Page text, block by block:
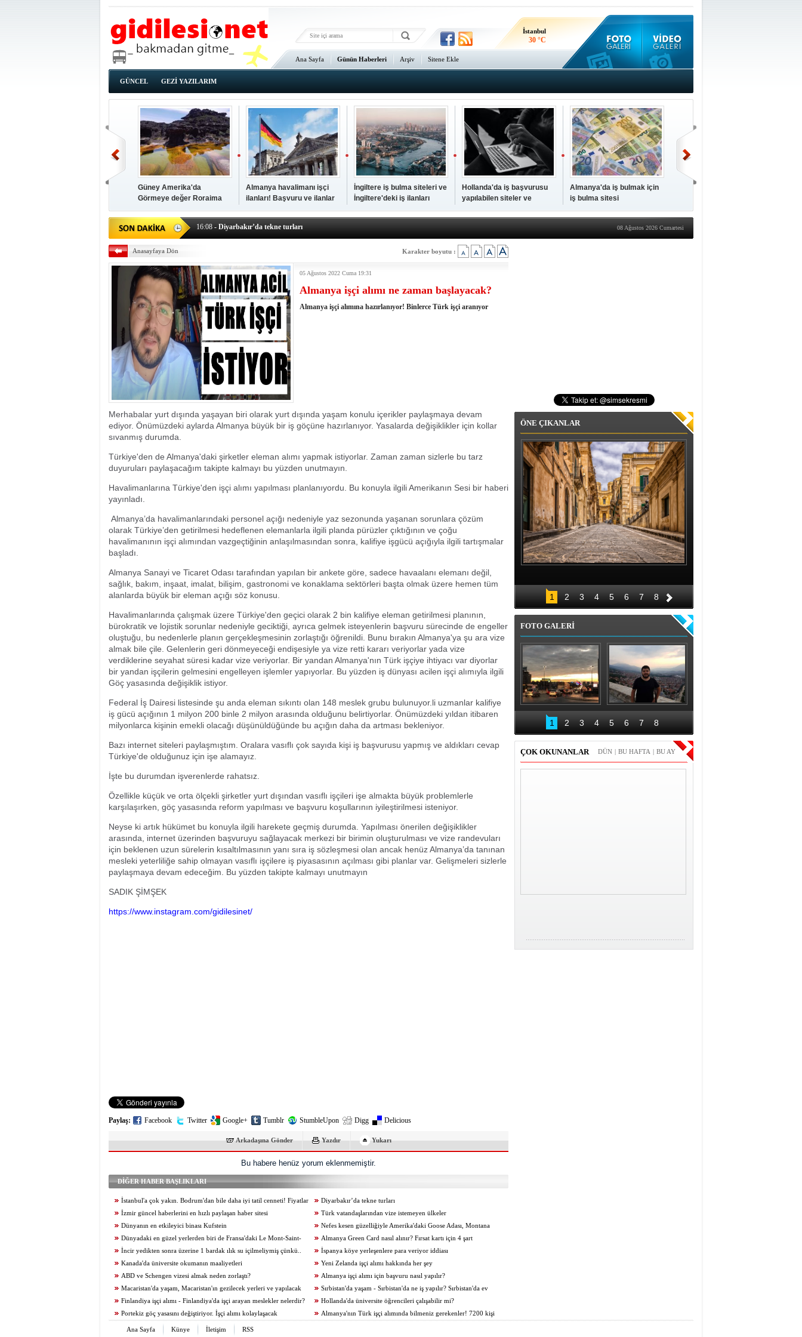
İstanbul
30 °C
Ankara
Ana Sayfa Günün Haberleri Arşiv Sitene Ekle
GÜNCEL GEZİ YAZILARIM
Güney Amerika'da
Görmeye değer Roraima
Dağı...
Almanya havalimanı işçi
ilanları! Başvuru ve ilanlar
için adres
İngiltere iş bulma siteleri ve
İngiltere'deki iş ilanları
Hollanda'da iş başvurusu
yapılabilen siteler ve
Hollanda iş ilanları
Almanya'da iş bulmak için
iş bulma sitesi
16:08 - Diyarbakır’da tekne turları
17:02- İzmir güncel haberlerini en hızlı paylaşan haber sitesi
- Sicilya adası nesi meşhur? Sicilya ile ilgili bilmeniz gerekenler...
23:46- Türk vatandaşlarından vize istemeyen ülkeler
03:34- İstanbul'da pazar günü gidilecek yerler
02:38 - Vizesiz gidilebilen Türkiye'ye en yakın ülkeler
15:13- Vila Franca do Campo muhteşem bir ada.. Portekiz'in incisi
22:08
- Snowdonia Ulusal Parkı, Galler ve İngiltere'nin en yüksek noktası!
00:01 - Dünyanın en etkileyici binası Kufstein
22:58- Bu bölgenin doğası o kadar güzel ki depresyonu önlüyor. Gujan Mestras, Fransa
21:45 - Tarihiyle büyülemeden önce güzelliğiyle cezbeden Yunanistan'daki Loggas Plajı
16:55 - Nefes kesen güzelliğiyle Amerika'daki Goose Adası, Montana
15:12 - Rüya gibi.. Kuzey Işıklarının en iyi izlenebildiği yer. Lofoten Adaları, Norveç
22:44
08 Ağustos 2026 Cumartesi
Anasayfaya Dön Karakter boyutu :
05 Ağustos 2022 Cuma 19:31
Almanya işçi alımı ne zaman başlayacak?
Almanya işçi alımına hazırlanıyor! Binlerce Türk işçi aranıyor
Merhabalar yurt dışında yaşayan biri olarak yurt dışında yaşam konulu içerikler paylaşmaya devam
ediyor. Önümüzdeki aylarda Almanya büyük bir iş göçüne hazırlanıyor. Yasalarda değişiklikler için kollar
sıvanmış durumda.
Türkiye'den de Almanya'daki şirketler eleman alımı yapmak istiyorlar. Zaman zaman sizlerle bu tarz
duyuruları paylaşacağım takipte kalmayı bu yüzden unutmayın.
Havalimanlarına Türkiye'den işçi alımı yapılması planlanıyordu. Bu konuyla ilgili Amerikanın Sesi bir haberi
yayınladı.
Almanya’da havalimanlarındaki personel açığı nedeniyle yaz sezonunda yaşanan sorunlara çözüm
olarak Türkiye’den getirilmesi hedeflenen elemanlarla ilgili planda pürüzler çıktığının ve çoğu
havalimanının işçi alımından vazgeçtiğinin anlaşılmasından sonra, kalifiye işgücü açığıyla ilgili tartışmalar
başladı.
Almanya Sanayi ve Ticaret Odası tarafından yapılan bir ankete göre, sadece havaalanı elemanı değil,
sağlık, bakım, inşaat, imalat, bilişim, gastronomi ve konaklama sektörleri başta olmak üzere hemen tüm
alanlarda büyük bir eleman açığı söz konusu.
Havalimanlarında çalışmak üzere Türkiye'den geçici olarak 2 bin kalifiye eleman getirilmesi planının,
bürokratik ve lojistik sorunlar nedeniyle geciktiği, ayrıca gelmek isteyenlerin başvuru sürecinde de engeller
oluştuğu, bu nedenlerle planın gerçekleşmesinin zorlaştığı öğrenildi. Bunu bırakın Almanya'ya şu ara vize
almak bile çile. Gelenlerin geri dönmeyeceği endişesiyle ya vize retti kararı veriyorlar yada vize
verdiklerine seyahat süresi kadar vize veriyorlar. Bir yandan Almanya'nın Türk işçiye ihtiyacı var diyorlar
bir yandan işçilerin gelmesini engelleyen işlemler yapıyorlar. Bu yüzden iş dünyası acilen işçi alımıyla ilgili
Göç yasasında değişiklik istiyor.
Federal İş Dairesi listesinde şu anda eleman sıkıntı olan 148 meslek grubu bulunuyor.li uzmanlar kalifiye
iş gücü açığının 1 milyon 200 binle 2 milyon arasında olduğunu belirtiyorlar. Önümüzdeki yıldan itibaren
milyonlarca kişinin emekli olacağı düşünüldüğünde bu açığın daha da artması bekleniyor.
Bazı internet siteleri paylaşmıştım. Oralara vasıflı çok sayıda kişi iş başvurusu yapmış ve aldıkları cevap
Türkiye'de olduğunuz için işe alamayız.
İşte bu durumdan işverenlerde rahatsız.
Özellikle küçük ve orta ölçekli şirketler yurt dışından vasıflı işçileri işe almakta büyük problemlerle
karşılaşırken, göç yasasında reform yapılması ve başvuru koşullarının iyileştirilmesi isteniyor.
Neyse ki artık hükümet bu konuyla ilgili harekete geçmiş durumda. Yapılması önerilen değişiklikler
arasında, internet üzerinden başvuruyu sağlayacak merkezi bir birimin oluşturulması ve vize randevuları
için beklenen uzun sürelerin kısaltılmasının yanı sıra iş sözleşmesi olan ancak henüz Almanya’da tanınan
mesleki yeterliliğe sahip olmayan vasıflı işçilere iş piyasasının açılması gibi planlar var. Gelişmeleri sizlerle
paylaşmaya devam edeceğim. Bu yüzden takipte kalmayı unutmayın
SADIK ŞİMŞEK
https://www.instagram.com/gidilesinet/​
Paylaş: Facebook Twitter Google+ Tumblr StumbleUpon Digg Delicious
Arkadaşına Gönder Yazdır Yukarı
Bu habere henüz yorum eklenmemiştir.
DİĞER HABER BAŞLIKLARI
İstanbul'a çok yakın. Bodrum'dan bile daha iyi tatil cenneti! Fiyatlar
çok uygun
Diyarbakır’da tekne turları
İzmir güncel haberlerini en hızlı paylaşan haber sitesi
Türk vatandaşlarından vize istemeyen ülkeler
Dünyanın en etkileyici binası Kufstein
Nefes kesen güzelliğiyle Amerika'daki Goose Adası, Montana
Dünyadaki en güzel yerlerden biri de Fransa'daki Le Mont-Saint-
Michel
Almanya Green Card nasıl alınır? Fırsat kartı için 4 şart
İncir yedikten sonra üzerine 1 bardak ılık su içilmeliymiş çünkü..
İspanya köye yerleşenlere para veriyor iddiası
Kanada'da üniversite okumanın maaliyetleri
Yeni Zelanda işçi alımı hakkında her şey
ABD ve Schengen vizesi almak neden zorlaştı?
Almanya işçi alımı için başvuru nasıl yapılır?
Macaristan'da yaşam, Macaristan'ın gezilecek yerleri ve yapılacak
işler
Sırbistan'da yaşam - Sırbistan'da ne iş yapılır? Sırbistan'da ev
kiraları hakkında her şey
Finlandiya işçi alımı - Finlandiya'da işçi arayan meslekler nelerdir?
Hollanda'da üniversite öğrencileri çalışabilir mi?
Portekiz göç yasasını değiştiriyor. İşçi alımı kolaylaşacak
Almanya'nın Türk işçi alımında bilmeniz gerekenler! 7200 kişi
ÖNE ÇIKANLAR
1 2 3 4 5 6 7 8
FOTO GALERİ
Belgrad Gezimden
Fotoğraflar
Kosova gezimiz ve
Prizren fotoğrafları
1 2 3 4 5 6 7 8
ÇOK OKUNANLAR BU AY
|
BU HAFTA
|
DÜN
Ana Sayfa Künye İletişim RSS